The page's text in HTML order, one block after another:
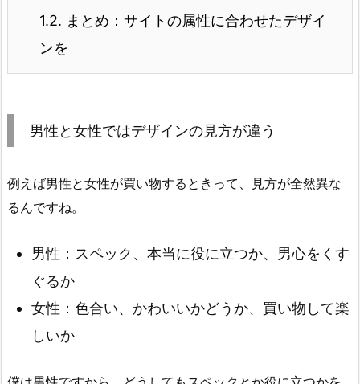
1.2. まとめ：サイトの属性に合わせたデザイ
ンを
男性と女性ではデザインの見方が違う
例えば男性と女性が買い物するときって、見方が全然異な
るんですね。
男性：スペック、本当に役に立つか、男心をくす
ぐるか
女性：色合い、かわいいかどうか、買い物して楽
しいか